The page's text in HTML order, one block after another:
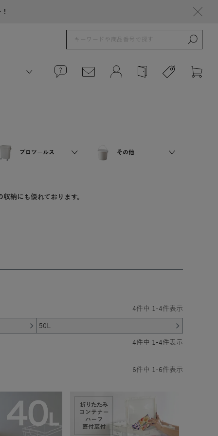
プロツールス その他
納にも優れております。
4件中 1-4件表示
50L
4件中 1-4件表示
6件中 1 -6件表示